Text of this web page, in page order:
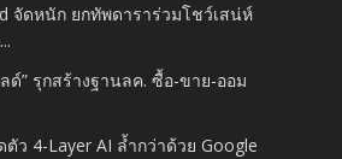
จัดหนัก ยกทัพดาราร่วมโชว์เสน่ห์
ด์” รุกสร้างฐานลค. ซื้อ-ขาย-ออม
ตัว 4-Layer AI ล้ำกว่าด้วย Google